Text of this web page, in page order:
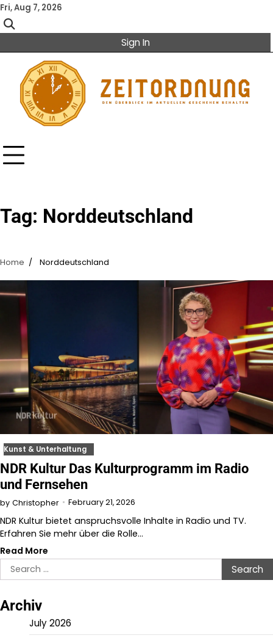
Skip
to
content
Fri, Aug 7, 2026
Sign In
Tag: Norddeutschland
Home Norddeutschland
Kunst & Unterhaltung
NDR Kultur Das Kulturprogramm im Radio
und Fernsehen
by Christopher February 21, 2026
NDR Kultur bietet anspruchsvolle Inhalte in Radio und TV.
Erfahren Sie mehr über die Rolle…
Read More
Search
for:
Archiv
July 2026